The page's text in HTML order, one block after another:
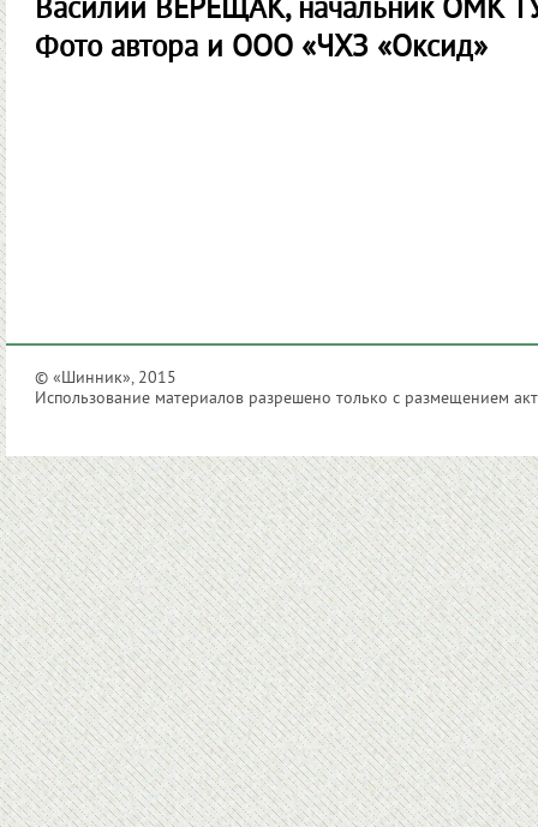
Василий ВЕРЕЩАК, начальник ОМК
Фото автора и ООО «ЧХЗ «Оксид»
© «Шинник», 2015
Использование материалов разрешено только с размещением